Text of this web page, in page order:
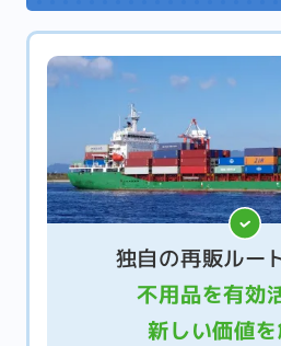
独自の再販ルー
不用品を有効
新しい価値を